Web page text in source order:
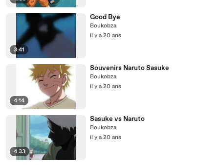
3:41
Good Bye
Boukobza
il y a 20 ans
4:14
Souvenirs Naruto Sasuke
Boukobza
il y a 20 ans
4:33
Sasuke vs Naruto
Boukobza
il y a 20 ans